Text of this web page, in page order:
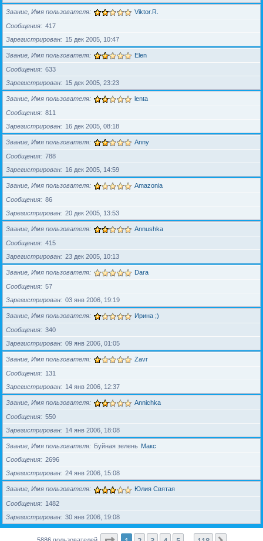
Звание, Имя пользователя Viktor.R.
Сообщения
417
Зарегистрирован
15 дек 2005, 10:47
Звание, Имя пользователя Elen
Сообщения
633
Зарегистрирован
15 дек 2005, 23:23
Звание, Имя пользователя lenta
Сообщения
811
Зарегистрирован
16 дек 2005, 08:18
Звание, Имя пользователя Anny
Сообщения
788
Зарегистрирован
16 дек 2005, 14:59
Звание, Имя пользователя Amazonia
Сообщения
86
Зарегистрирован
20 дек 2005, 13:53
Звание, Имя пользователя Annushka
Сообщения
415
Зарегистрирован
23 дек 2005, 10:13
Звание, Имя пользователя Dara
Сообщения
57
Зарегистрирован
03 янв 2006, 19:19
Звание, Имя пользователя Ирина ;)
Сообщения
340
Зарегистрирован
09 янв 2006, 01:05
Звание, Имя пользователя Zavr
Сообщения
131
Зарегистрирован
14 янв 2006, 12:37
Звание, Имя пользователя Annichka
Сообщения
550
Зарегистрирован
14 янв 2006, 18:08
Звание, Имя пользователя Буйная зелень Макс
Сообщения
2696
Зарегистрирован
24 янв 2006, 15:08
Звание, Имя пользователя Юлия Святая
Сообщения
1482
Зарегистрирован
30 янв 2006, 19:08
5886 пользователей